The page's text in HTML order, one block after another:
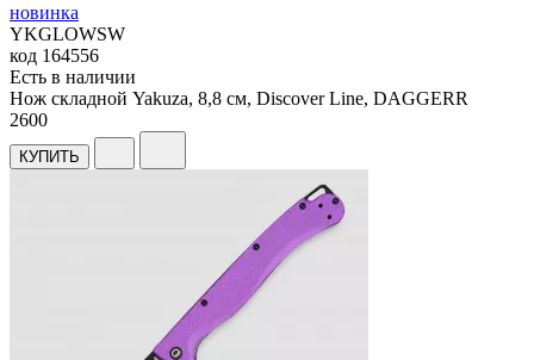
новинка
YKGLOWSW
код 164556
Есть в наличии
Нож складной Yakuza, 8,8 см, Discover Line, DAGGERR
2600
КУПИТЬ